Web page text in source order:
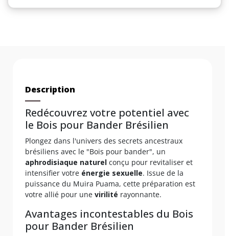
Description
Redécouvrez votre potentiel avec
le Bois pour Bander Brésilien
Plongez dans l'univers des secrets ancestraux
brésiliens avec le "Bois pour bander", un
aphrodisiaque naturel conçu pour revitaliser et
intensifier votre énergie sexuelle. Issue de la
puissance du Muira Puama, cette préparation est
votre allié pour une virilité rayonnante.
Avantages incontestables du Bois
pour Bander Brésilien